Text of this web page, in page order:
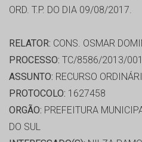
ORD. T.P. DO DIA 09/08/2017.
RELATOR: CONS. OSMAR
PROCESSO: TC/8586/2013/001
ASSUNTO: RECURSO
PROTOCOLO: 1627458
ORGÃO: PREFEITURA
DO SUL